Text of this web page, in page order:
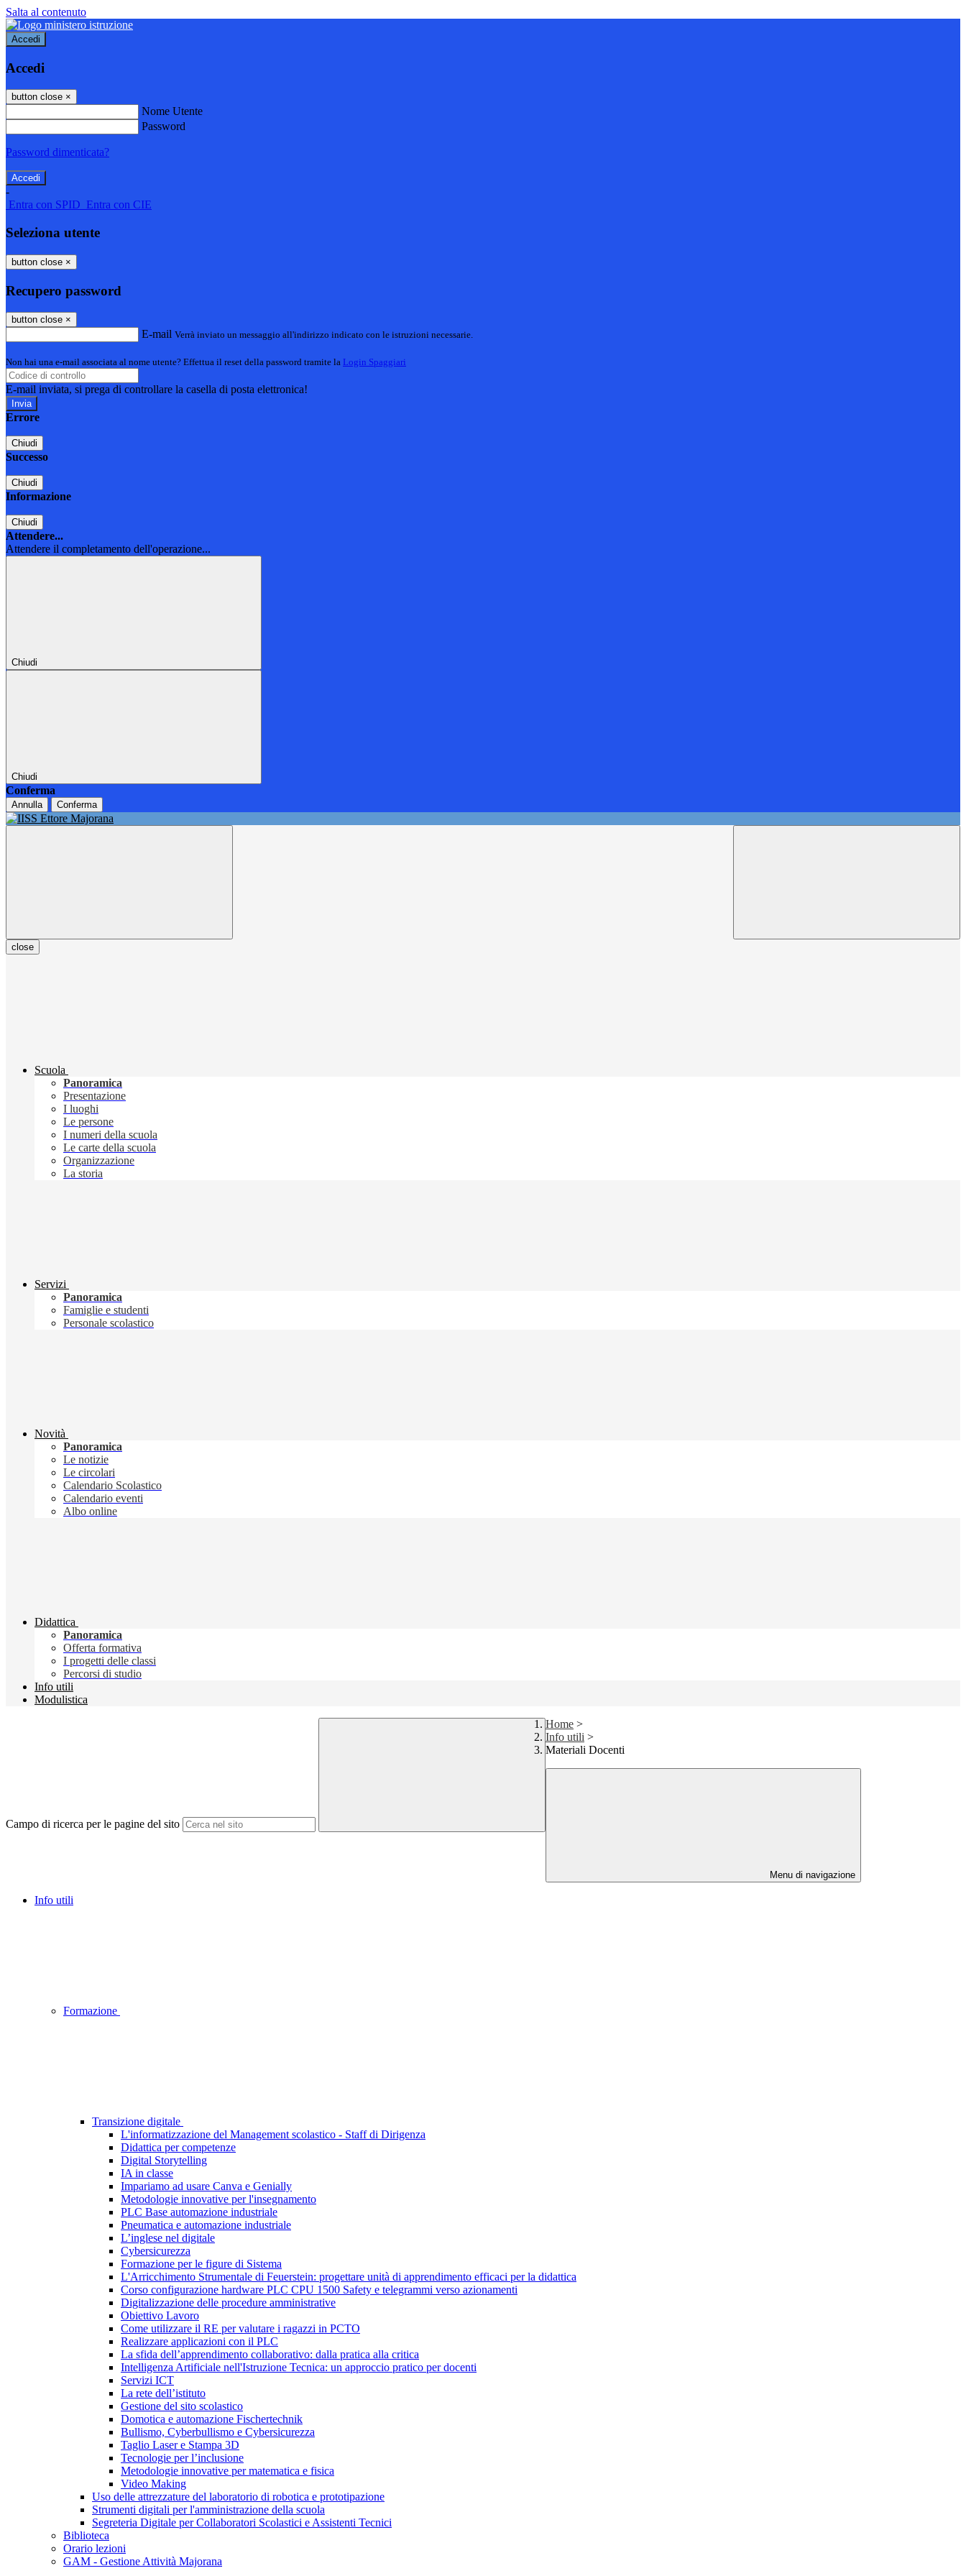
Salta al contenuto
Accedi
Accedi
button close ×
Nome Utente
Password
Password dimenticata?
-
Entra con SPID Entra con CIE
Seleziona utente
button close ×
Recupero password
button close ×
E-mail Verrà inviato un messaggio all'indirizzo indicato con le istruzioni necessarie.
Non hai una e-mail associata al nome utente? Effettua il reset della password tramite la Login Spaggiari
E-mail inviata, si prega di controllare la casella di posta elettronica!
Errore
Chiudi
Successo
Chiudi
Informazione
Chiudi
Attendere...
Attendere il completamento dell'operazione...
Chiudi
Chiudi
Conferma
Annulla Conferma
close
Scuola
Panoramica
Presentazione
I luoghi
Le persone
I numeri della scuola
Le carte della scuola
Organizzazione
La storia
Servizi
Panoramica
Famiglie e studenti
Personale scolastico
Novità
Panoramica
Le notizie
Le circolari
Calendario Scolastico
Calendario eventi
Albo online
Didattica
Panoramica
Offerta formativa
I progetti delle classi
Percorsi di studio
Info utili
Modulistica
Campo di ricerca per le pagine del sito
Home >
Info utili >
Materiali Docenti
Menu di navigazione
Info utili
Formazione
Transizione digitale
L'informatizzazione del Management scolastico - Staff di Dirigenza
Didattica per competenze
Digital Storytelling
IA in classe
Impariamo ad usare Canva e Genially
Metodologie innovative per l'insegnamento
PLC Base automazione industriale
Pneumatica e automazione industriale
L’inglese nel digitale
Cybersicurezza
Formazione per le figure di Sistema
L'Arricchimento Strumentale di Feuerstein: progettare unità di apprendimento efficaci per la didattica
Corso configurazione hardware PLC CPU 1500 Safety e telegrammi verso azionamenti
Digitalizzazione delle procedure amministrative
Obiettivo Lavoro
Come utilizzare il RE per valutare i ragazzi in PCTO
Realizzare applicazioni con il PLC
La sfida dell’apprendimento collaborativo: dalla pratica alla critica
Intelligenza Artificiale nell'Istruzione Tecnica: un approccio pratico per docenti
Servizi ICT
La rete dell’istituto
Gestione del sito scolastico
Domotica e automazione Fischertechnik
Bullismo, Cyberbullismo e Cybersicurezza
Taglio Laser e Stampa 3D
Tecnologie per l’inclusione
Metodologie innovative per matematica e fisica
Video Making
Uso delle attrezzature del laboratorio di robotica e prototipazione
Strumenti digitali per l'amministrazione della scuola
Segreteria Digitale per Collaboratori Scolastici e Assistenti Tecnici
Biblioteca
Orario lezioni
GAM - Gestione Attività Majorana